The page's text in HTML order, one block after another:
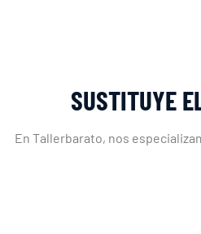
SUSTITUYE
En Tallerbarato, nos